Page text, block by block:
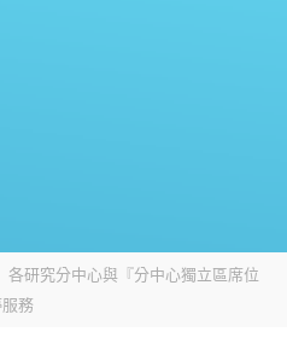
各研究分中心與『分中心獨立區席位
務